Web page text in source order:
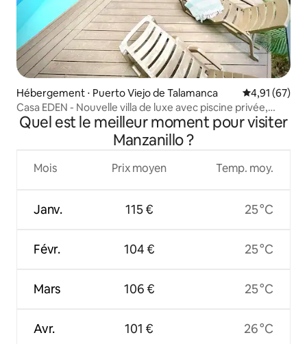
Hébergement ⋅ Puerto Viejo de Talamanca Évaluation
4,91 (67)
Casa EDEN - Nouvelle villa de luxe avec piscine privée,
cuisine et climatisation
Quel est le meilleur moment pour visiter
Manzanillo ?
Mois
Janv.
Févr.
Mars
Avr.
Prix moyen
115 €
104 €
106 €
101 €
Temp. moy.
25 °C
25 °C
25 °C
26 °C